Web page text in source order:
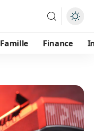
Famille Finance